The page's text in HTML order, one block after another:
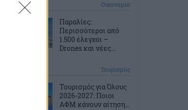
47 λεπτά πριν Οικονομία
Παραλίες:
Περισσότεροι από
1.500 έλεγχοι –
Drones και νέες...
Τουρισμός
Τουρισμός για Όλους
2026-2027: Ποιοι
ΑΦΜ κάνουν αίτηση...